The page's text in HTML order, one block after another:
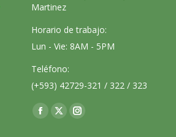
Martinez
Horario de trabajo:
Lun - Vie: 8AM - 5PM
Teléfono:
(+593) 42729-321 / 322 / 323
Encuéntranos en:
Facebook
X
Instagram